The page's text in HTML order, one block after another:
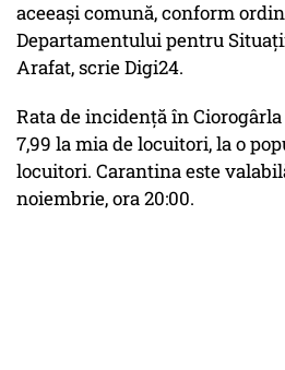
aceeași comună, conform
Departamentului pentru
Arafat, scrie Digi24.
Rata de incidență în
7,99 la mia de locuitori, la o
locuitori. Carantina este
noiembrie, ora 20:00.